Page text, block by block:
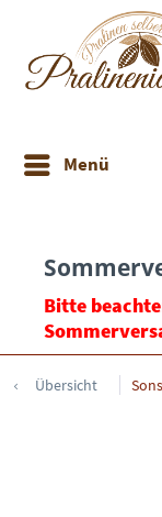
Menü
Bitte
Übersicht